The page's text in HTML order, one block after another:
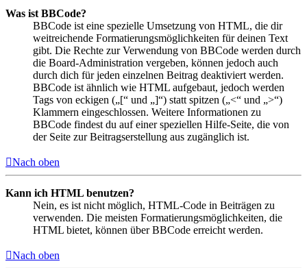
Was ist BBCode?
BBCode ist eine spezielle Umsetzung von HTML, die dir
weitreichende Formatierungsmöglichkeiten für deinen Text
gibt. Die Rechte zur Verwendung von BBCode werden durch
die Board-Administration vergeben, können jedoch auch
durch dich für jeden einzelnen Beitrag deaktiviert werden.
BBCode ist ähnlich wie HTML aufgebaut, jedoch werden
Tags von eckigen („[“ und „]“) statt spitzen („<“ und „>“)
Klammern eingeschlossen. Weitere Informationen zu
BBCode findest du auf einer speziellen Hilfe-Seite, die von
der Seite zur Beitragserstellung aus zugänglich ist.
Nach oben
Kann ich HTML benutzen?
Nein, es ist nicht möglich, HTML-Code in Beiträgen zu
verwenden. Die meisten Formatierungsmöglichkeiten, die
HTML bietet, können über BBCode erreicht werden.
Nach oben